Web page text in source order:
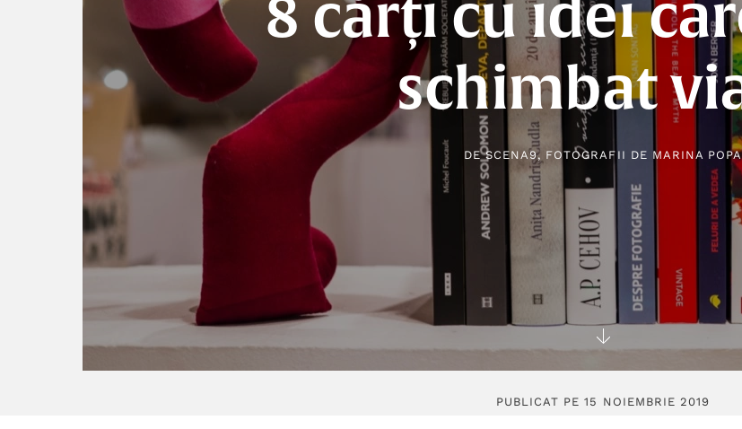
8 cărți cu idei
schimbat
DESCENA9, FOTOGRAFII DE MARINA POPA
PUBLICAT PE 15 NOIEMBRIE 2019